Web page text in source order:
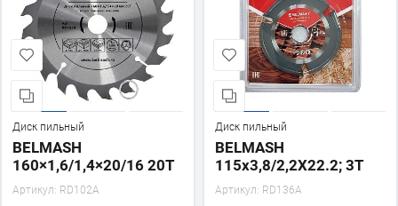
Диск пильный
BELMASH
160×1,6/1,4×20/16 20Т
Артикул: RD102A
Диск пильный
BELMASH
115x3,8/2,2X22.2; 3T
Артикул: RD136A